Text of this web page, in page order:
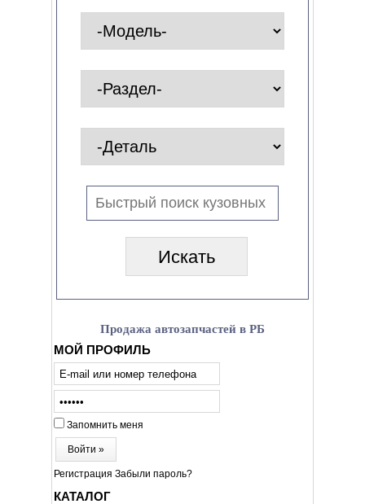
Продажа автозапчастей в РБ
МОЙ ПРОФИЛЬ
Запомнить меня
Войти »
Регистрация Забыли пароль?
КАТАЛОГ